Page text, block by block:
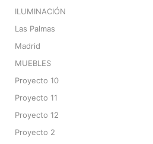
ILUMINACIÓN
Las Palmas
Madrid
MUEBLES
Proyecto 10
Proyecto 11
Proyecto 12
Proyecto 2